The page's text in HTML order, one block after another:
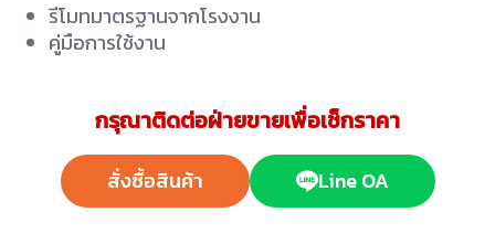
รีโมทมาตรฐานจากโรงงาน
คู่มือการใช้งาน
กรุณาติดต่อฝ่ายขายเพื่อเช็กราคา
สั่งซื้อสินค้า Line OA